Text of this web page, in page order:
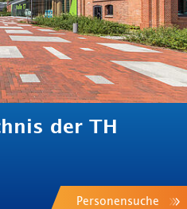
Webmail Moodle
English
der TH
Personensuche